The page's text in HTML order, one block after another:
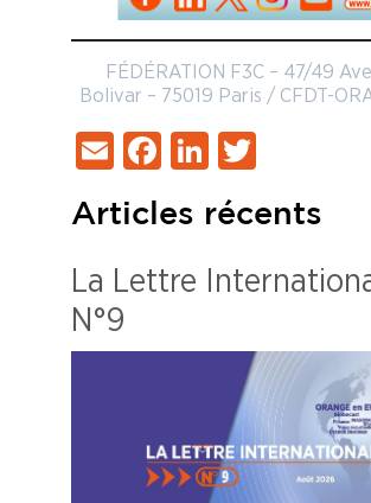
FÉDÉRATION F3C – 47/49
Bolivar – 75019 Paris / CFDT-
EmailFacebook
LinkedIn
Articles récents
La Lettre
N°9